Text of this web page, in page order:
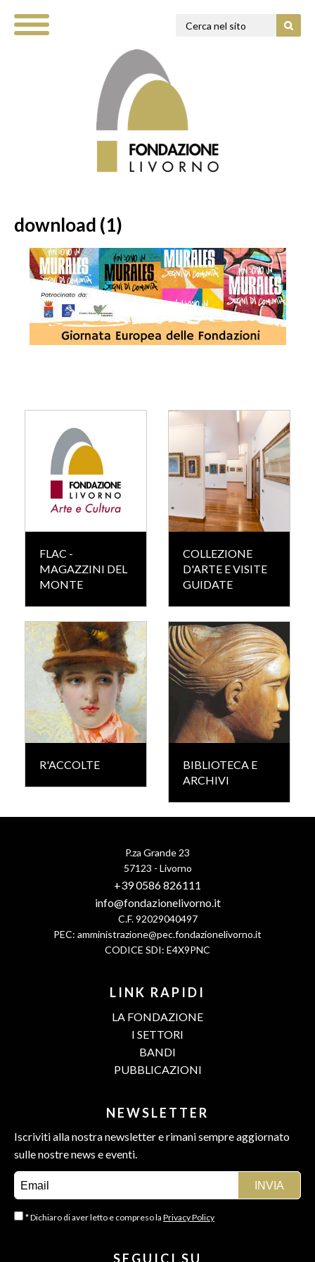
download (1)
FLAC -
MAGAZZINI DEL
MONTE
COLLEZIONE
D'ARTE E VISITE
GUIDATE
R'ACCOLTE
BIBLIOTECA E
ARCHIVI
P.za Grande 23
57123 - Livorno
+39 0586 826111
info@fondazionelivorno.it
C.F. 92029040497
PEC: amministrazione@pec.fondazionelivorno.it
CODICE SDI: E4X9PNC
LINK RAPIDI
LA FONDAZIONE
I SETTORI
BANDI
PUBBLICAZIONI
NEWSLETTER
Iscriviti alla nostra newsletter e rimani sempre aggiornato
sulle nostre news e eventi.
* Dichiaro di aver letto e compreso la Privacy Policy
SEGUICI SU